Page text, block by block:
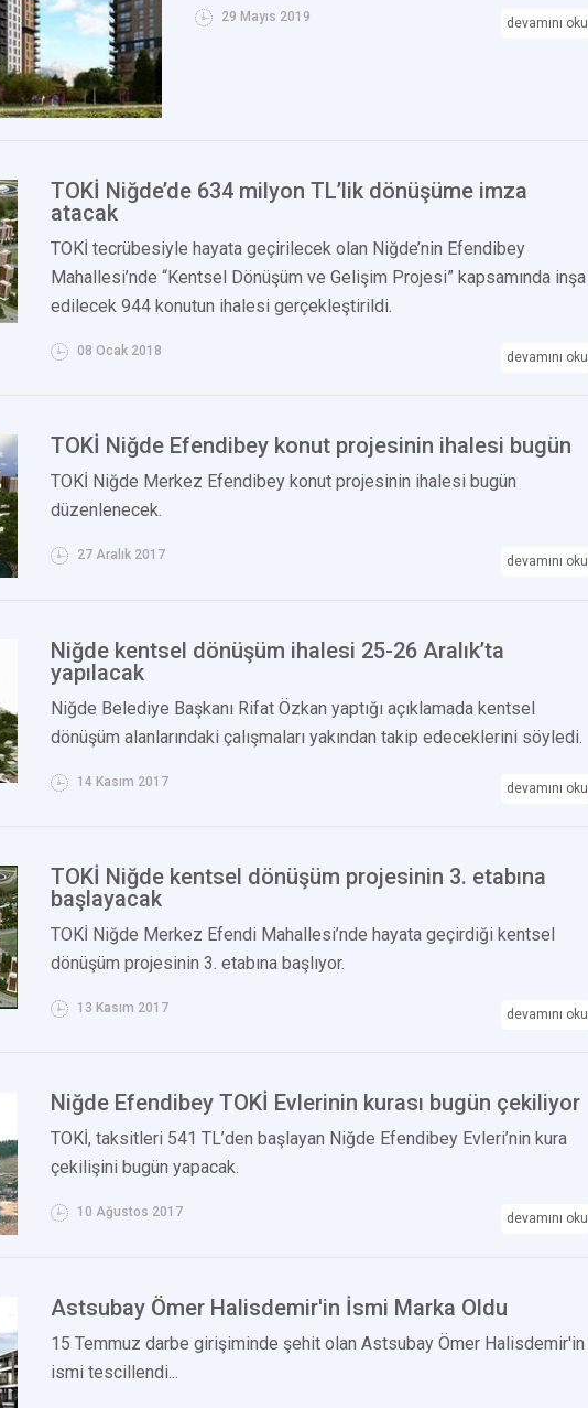
29 Mayıs 2019 devamını oku
TOKİ Niğde’de 634 milyon TL’lik dönüşüme imza
atacak
TOKİ tecrübesiyle hayata geçirilecek olan Niğde’nin Efendibey
Mahallesi’nde “Kentsel Dönüşüm ve Gelişim Projesi” kapsamında inşa
edilecek 944 konutun ihalesi gerçekleştirildi.
08 Ocak 2018 devamını oku
TOKİ Niğde Efendibey konut projesinin ihalesi bugün
TOKİ Niğde Merkez Efendibey konut projesinin ihalesi bugün
düzenlenecek.
27 Aralık 2017 devamını oku
Niğde kentsel dönüşüm ihalesi 25-26 Aralık’ta
yapılacak
Niğde Belediye Başkanı Rifat Özkan yaptığı açıklamada kentsel
dönüşüm alanlarındaki çalışmaları yakından takip edeceklerini söyledi.
14 Kasım 2017 devamını oku
TOKİ Niğde kentsel dönüşüm projesinin 3. etabına
başlayacak
TOKİ Niğde Merkez Efendi Mahallesi’nde hayata geçirdiği kentsel
dönüşüm projesinin 3. etabına başlıyor.
13 Kasım 2017 devamını oku
Niğde Efendibey TOKİ Evlerinin kurası bugün çekiliyor
TOKİ, taksitleri 541 TL’den başlayan Niğde Efendibey Evleri’nin kura
çekilişini bugün yapacak.
10 Ağustos 2017 devamını oku
Astsubay Ömer Halisdemir'in İsmi Marka Oldu
15 Temmuz darbe girişiminde şehit olan Astsubay Ömer Halisdemir'in
ismi tescillendi...